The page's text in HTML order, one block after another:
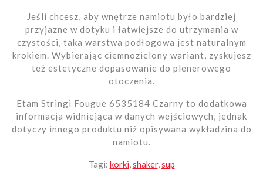
Jeśli chcesz, aby wnętrze namiotu było bardziej
przyjazne w dotyku i łatwiejsze do utrzymania w
czystości, taka warstwa podłogowa jest naturalnym
krokiem. Wybierając ciemnozielony wariant, zyskujesz
też estetyczne dopasowanie do plenerowego
otoczenia.
Etam Stringi Fougue 6535184 Czarny to dodatkowa
informacja widniejąca w danych wejściowych, jednak
dotyczy innego produktu niż opisywana wykładzina do
namiotu.
Tagi: korki shaker, sup